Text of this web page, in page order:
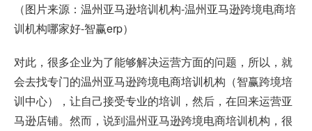
（图片来源：温州亚马逊培训机构-温州亚马逊跨境电商培
训机构哪家好-智赢erp）
对此，很多企业为了能够解决运营方面的问题，所以，就
会去找专门的温州亚马逊跨境电商培训机构（智赢跨境培
训中心），让自己接受专业的培训，然后，在回来运营亚
马逊店铺。然而，说到温州亚马逊跨境电商培训机构，很